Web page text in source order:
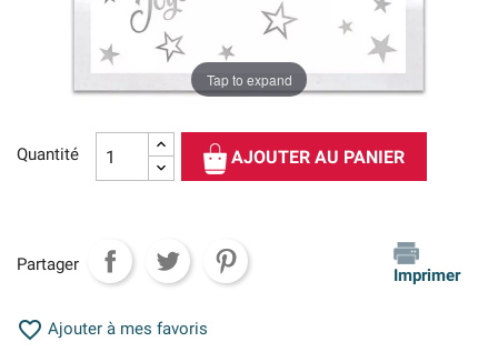
Tap to expand
Quantité AJOUTER AU PANIER
Partager
Imprimer
 Ajouter à mes favoris